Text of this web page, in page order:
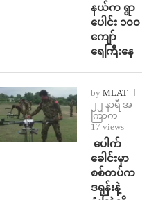
နယ်က ရွာ
ပေါင်း ၁၀၀
ကျော်
ရေကြီးနေ
by MLAT
၂၂ နာရီ အ
ကြာက
17 views
⁩ ⁨ပေါက်
ခေါင်းမှာ
စစ်တပ်က
ဒရုန်းနဲ့